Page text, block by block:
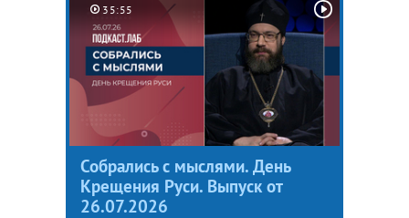
35:55
Собрались с мыслями. День
Крещения Руси. Выпуск от
26.07.2026